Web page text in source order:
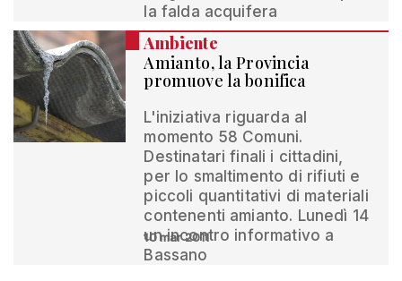
la falda acquifera
Ambiente
Amianto, la Provincia
promuove la bonifica
L'iniziativa riguarda al
momento 58 Comuni.
Destinatari finali i cittadini,
per lo smaltimento di rifiuti e
piccoli quantitativi di materiali
contenenti amianto. Lunedì 14
un incontro informativo a
Bassano
10 mar 2011